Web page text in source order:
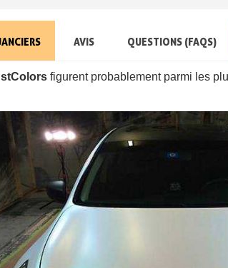
Inscription à la
Livraison sous
AVIS QUESTIONS (FAQS)
figurent probablement parmi les